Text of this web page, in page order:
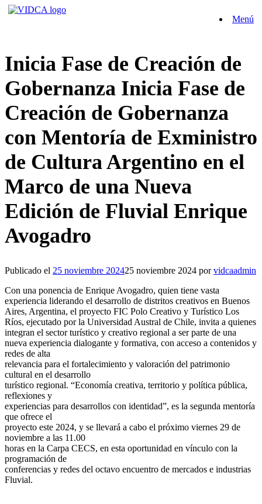
Saltar
Menú
Inicia Fase de Creación de
Gobernanza Inicia Fase de
Creación de Gobernanza
con Mentoría de Exministro
de Cultura Argentino en el
Marco de una Nueva
Edición de Fluvial Enrique
Avogadro
Publicado el 25 noviembre 202425 noviembre 2024 porvidcaadmin
Con una ponencia de Enrique Avogadro, quien tiene vasta
experiencia liderando el desarrollo de distritos creativos en Buenos
Aires, Argentina, el proyecto FIC Polo Creativo y Turístico Los
Ríos, ejecutado por la Universidad Austral de Chile, invita a quienes
integran el sector turístico y creativo regional a ser parte de una
nueva experiencia dialogante y formativa, con acceso a contenidos y
redes de alta
relevancia para el fortalecimiento y valoración del patrimonio
cultural en el desarrollo
turístico regional. “Economía creativa, territorio y política pública,
reflexiones y
experiencias para desarrollos con identidad”, es la segunda mentoría
que ofrece el
proyecto este 2024, y se llevará a cabo el próximo viernes 29 de
noviembre a las 11.00
horas en la Carpa CECS, en esta oportunidad en vínculo con la
programación de
conferencias y redes del octavo encuentro de mercados e industrias
Fluvial.